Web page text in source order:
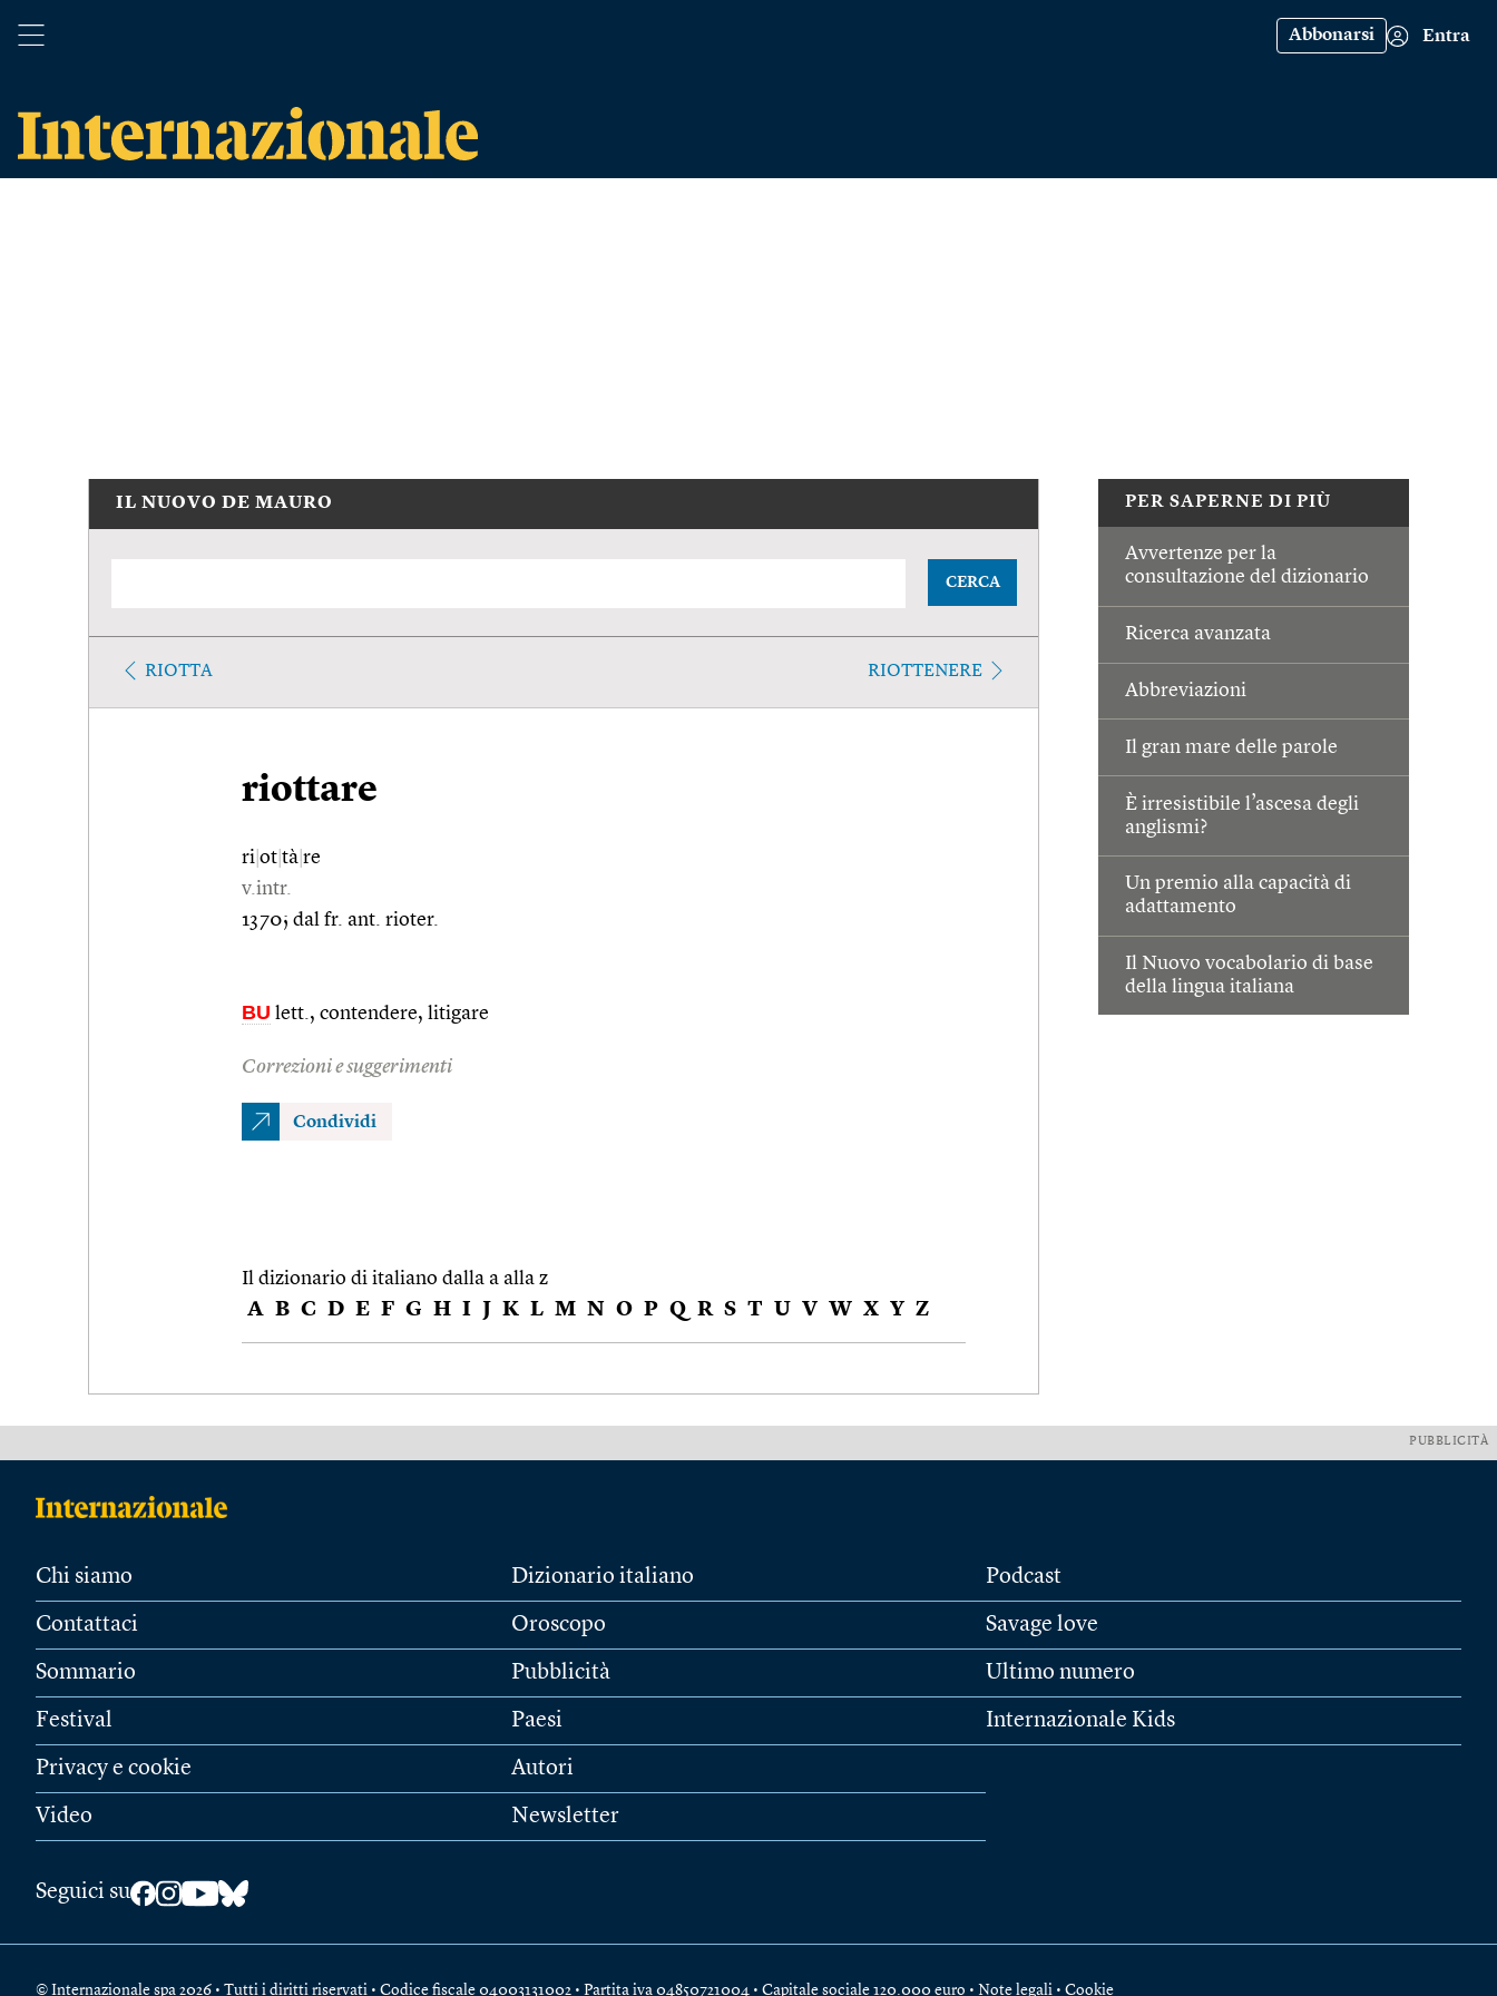
Abbonarsi Entra
PER SAPERNE DI PIÙ
Avvertenze per la
consultazione del dizionario
Ricerca avanzata
Abbreviazioni
Il gran mare delle parole
È irresistibile l’ascesa degli
anglismi?
Un premio alla capacità di
adattamento
Il Nuovo vocabolario di base
della lingua italiana
IL NUOVO DE MAURO
CERCA
RIOTTA RIOTTENERE
riottare
ri ot tà re
v.intr.
1370; dal fr. ant. rioter.
BU lett., contendere, litigare
Correzioni e suggerimenti
Condividi
Il dizionario di italiano dalla a alla z
A B C D E F G H I J K L M N O P Q R S T U V W X Y Z
PUBBLICITÀ
Chi siamo
Contattaci
Sommario
Festival
Privacy e cookie
Video
Dizionario italiano
Oroscopo
Pubblicità
Paesi
Autori
Newsletter
Podcast
Savage love
Ultimo numero
Internazionale Kids
Seguici su
© Internazionale spa 2026 • Tutti i diritti riservati • Codice fiscale 04003131002 • Partita iva 04850721004 • Capitale sociale 120.000 euro • Note legali • Cookie